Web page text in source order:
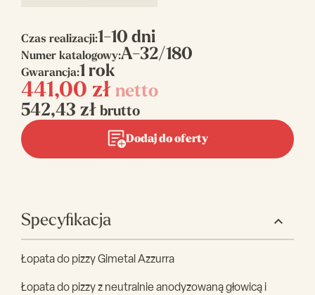
Czas realizacji:1-10 dni
Numer katalogowy:A-32/180
Gwarancja:1 rok
441,00 zł netto
542,43 zł brutto
Dodaj do oferty
Specyfikacja
Łopata do pizzy Gimetal Azzurra
Łopata do pizzy z neutralnie anodyzowaną głowicą i